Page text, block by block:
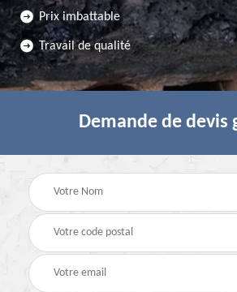
Prix imbattable
Travail de qualité
Demande de devis